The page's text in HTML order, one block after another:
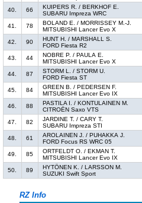
40.
66
KUIPERS R. / BERKHOF E.
SUBARU Impreza WRC
41.
78
BOLAND E. / MORRISSEY M.-J.
MITSUBISHI Lancer Evo X
42.
90
HUNT H. / MARSHALL S.
FORD Fiesta R2
43.
44
NOBRE P. / PAULA E.
MITSUBISHI Lancer Evo X
44.
87
STORM L. / STORM U.
FORD Fiesta ST
45.
84
GREEN B. / PEDERSEN F.
MITSUBISHI Lancer Evo IX
46.
88
PASTILA I. / KONTULAINEN M.
CITROËN Saxo VTS
47.
82
JARDINE T. / CARY T.
SUBARU Impreza STI
48.
61
AROLAINEN J. / PUHAKKA J.
FORD Focus RS WRC 05
49.
85
ORTFELDT O. / EKMAN T.
MITSUBISHI Lancer Evo IX
50.
89
HYTÖNEN K. / LARSSON M.
SUZUKI Swift Sport
RZ Info